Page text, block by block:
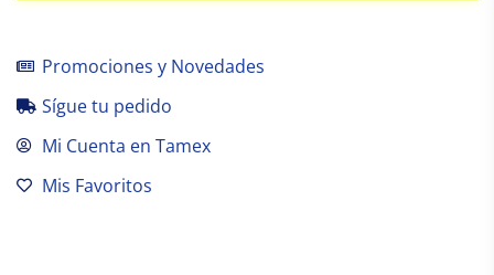
Promociones y Novedades
Sígue tu pedido
Mi Cuenta en Tamex
Mis Favoritos